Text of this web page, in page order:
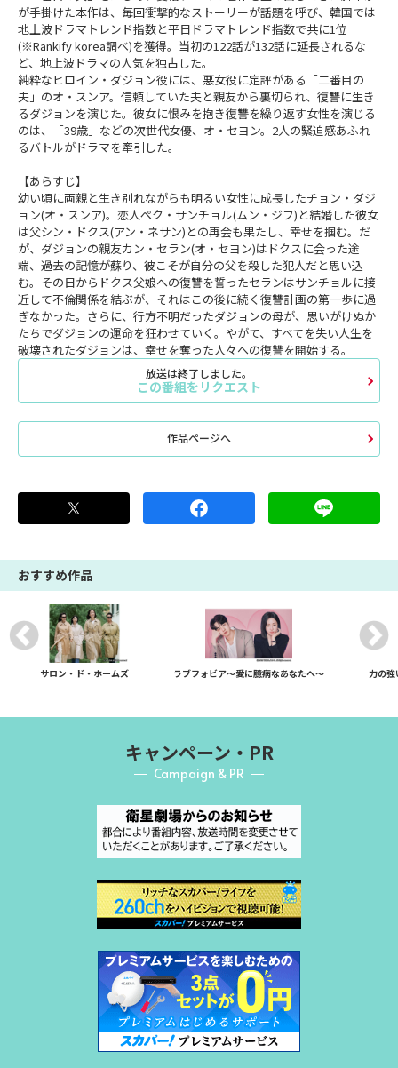
が手掛けた本作は、毎回衝撃的なストーリーが話題を呼び、韓国では
地上波ドラマトレンド指数と平日ドラマトレンド指数で共に1位
(※Rankify korea調べ)を獲得。当初の122話が132話に延長されるな
ど、地上波ドラマの人気を独占した。
純粋なヒロイン・ダジョン役には、悪女役に定評がある「二番目の
夫」のオ・スンア。信頼していた夫と親友から裏切られ、復讐に生き
るダジョンを演じた。彼女に恨みを抱き復讐を繰り返す女性を演じる
のは、「39歳」などの次世代女優、オ・セヨン。2人の緊迫感あふれ
るバトルがドラマを牽引した。
【あらすじ】
幼い頃に両親と生き別れながらも明るい女性に成長したチョン・ダジ
ョン(オ・スンア)。恋人ペク・サンチョル(ムン・ジフ)と結婚した彼女
は父シン・ドクス(アン・ネサン)との再会も果たし、幸せを掴む。だ
が、ダジョンの親友カン・セラン(オ・セヨン)はドクスに会った途
端、過去の記憶が蘇り、彼こそが自分の父を殺した犯人だと思い込
む。その日からドクス父娘への復讐を誓ったセランはサンチョルに接
近して不倫関係を結ぶが、それはこの後に続く復讐計画の第一歩に過
ぎなかった。さらに、行方不明だったダジョンの母が、思いがけぬか
たちでダジョンの運命を狂わせていく。やがて、すべてを失い人生を
破壊されたダジョンは、幸せを奪った人々への復讐を開始する。
放送は終了しました。
この番組をリクエスト
作品ページへ
おすすめ作品
サロン・ド・ホームズ ラブフォビア～愛に臆病なあなたへ～ 力の強
キャンペーン・PR
Campaign & PR